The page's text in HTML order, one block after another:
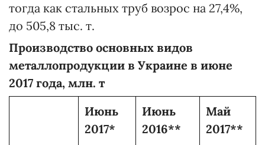
тогда как стальных труб возрос на 27,4%,
до 505,8 тыс. т.
Производство основных видов
металлопродукции в Украине в июне
2017 года, млн. т
Июнь
2017*
Июнь
2016**
Май
2017**